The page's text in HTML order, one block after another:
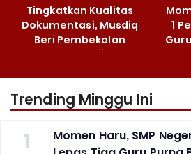
Tingkatkan Kualitas
Dokumentasi, Musdiq
Beri Pembekalan
Fotografi ‎
1
Trending Minggu Ini
1
Momen Haru, SMP